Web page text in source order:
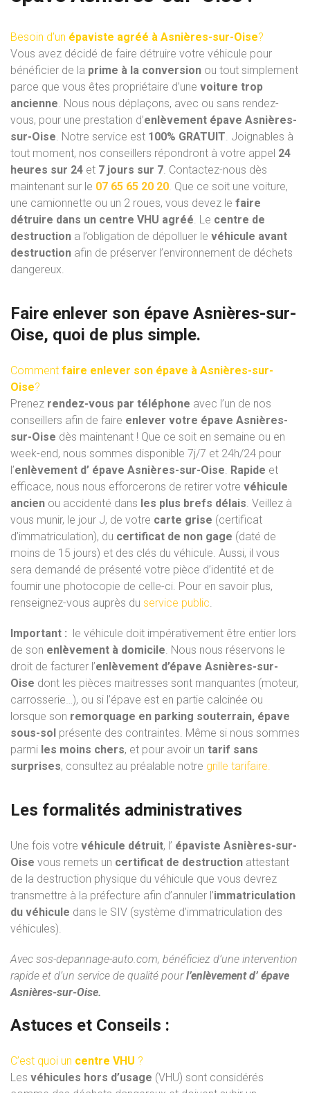
Besoin d’un épaviste agréé à Asnières-sur-Oise?
Vous avez décidé de faire détruire votre véhicule pour
bénéficier de la prime à la conversion ou tout simplement
parce que vous êtes propriétaire d’une voiture trop
ancienne. Nous nous déplaçons, avec ou sans rendez-
vous, pour une prestation d’enlèvement épave Asnières-
sur-Oise. Notre service est 100% GRATUIT. Joignables à
tout moment, nos conseillers répondront à votre appel 24
heures sur 24 et 7 jours sur 7. Contactez-nous dès
maintenant sur le 07 65 65 20 20. Que ce soit une voiture,
une camionnette ou un 2 roues, vous devez le faire
détruire dans un centre VHU agréé. Le centre de
destruction a l’obligation de dépolluer le véhicule avant
destruction afin de préserver l’environnement de déchets
dangereux.
Faire enlever son épave Asnières-sur-
Oise, quoi de plus simple.
Comment faire enlever son épave à Asnières-sur-
Oise?
Prenez rendez-vous par téléphone avec l’un de nos
conseillers afin de faire enlever votre épave Asnières-
sur-Oise dès maintenant ! Que ce soit en semaine ou en
week-end, nous sommes disponible 7j/7 et 24h/24 pour
l’enlèvement d’ épave Asnières-sur-Oise. Rapide et
efficace, nous nous efforcerons de retirer votre véhicule
ancien ou accidenté dans les plus brefs délais. Veillez à
vous munir, le jour J, de votre carte grise (certificat
d’immatriculation), du certificat de non gage (daté de
moins de 15 jours) et des clés du véhicule. Aussi, il vous
sera demandé de présenté votre pièce d’identité et de
fournir une photocopie de celle-ci. Pour en savoir plus,
renseignez-vous auprès du service public.
Important : le véhicule doit impérativement être entier lors
de son enlèvement à domicile. Nous nous réservons le
droit de facturer l’enlèvement d’épave Asnières-sur-
Oise dont les pièces maitresses sont manquantes (moteur,
carrosserie…), ou si l’épave est en partie calcinée ou
lorsque son remorquage en parking souterrain, épave
sous-sol présente des contraintes. Même si nous sommes
parmi les moins chers, et pour avoir un tarif sans
surprises, consultez au préalable notre grille tarifaire.
Les formalités administratives
Une fois votre véhicule détruit, l’ épaviste Asnières-sur-
Oise vous remets un certificat de destruction attestant
de la destruction physique du véhicule que vous devrez
transmettre à la préfecture afin d’annuler l’immatriculation
du véhicule dans le SIV (système d’immatriculation des
véhicules).
Avec sos-depannage-auto.com, bénéficiez d’une intervention
rapide et d’un service de qualité pourl’enlèvement d’ épave
Asnières-sur-Oise.
Astuces et Conseils :
C’est quoi un centre VHU ?
Les véhicules hors d’usage (VHU) sont considérés